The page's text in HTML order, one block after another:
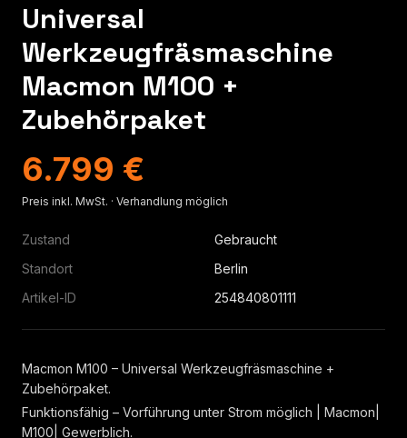
Universal
Werkzeugfräsmaschine
Macmon M100 +
Zubehörpaket
6.799 €
Preis inkl. MwSt. · Verhandlung möglich
Zustand
Gebraucht
Standort
Berlin
Artikel-ID
254840801111
Macmon M100 – Universal Werkzeugfräsmaschine +
Zubehörpaket.
Funktionsfähig – Vorführung unter Strom möglich | Macmon|
M100| Gewerblich.